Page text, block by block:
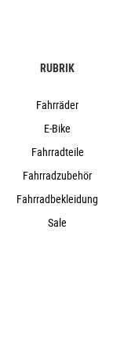
RUBRIK
Fahrräder
E-Bike
Fahrradteile
Fahrradzubehör
Fahrradbekleidung
Sale